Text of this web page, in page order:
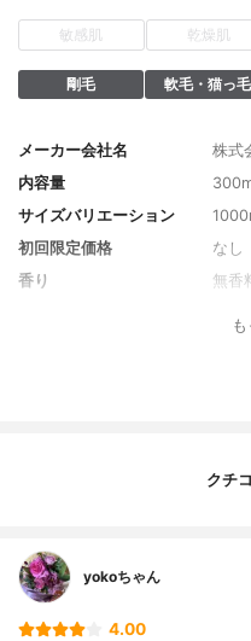
敏感肌 乾燥肌
剛毛 軟毛・猫っ毛
メーカー会社名
株式
内容量
サイズバリエーション
初回限定価格
なし
香り
無香
水
メ
塩
リン
クチ
yokoちゃん
4.00